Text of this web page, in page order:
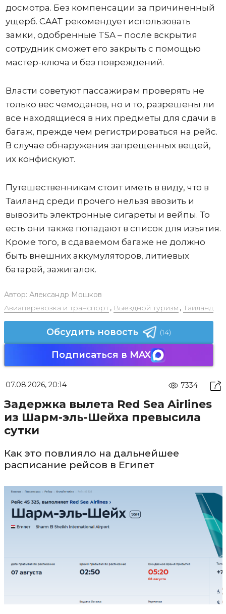
досмотра. Без компенсации за причиненный
ущерб. CAAT рекомендует использовать
замки, одобренные TSA – после вскрытия
сотрудник сможет его закрыть с помощью
мастер-ключа и без повреждений.
Власти советуют пассажирам проверять не
только вес чемоданов, но и то, разрешены ли
все находящиеся в них предметы для сдачи в
багаж, прежде чем регистрироваться на рейс.
В случае обнаружения запрещенных вещей,
их конфискуют.
Путешественникам стоит иметь в виду, что в
Таиланд среди прочего нельзя ввозить и
вывозить электронные сигареты и вейпы. То
есть они также попадают в список для изъятия.
Кроме того, в сдаваемом багаже не должно
быть внешних аккумуляторов, литиевых
батарей, зажигалок.
Автор: Александр Мошков
Авиаперевозка и транспорт, Выездной туризм , Таиланд
Обсудить новость (14)
Подписаться в MAX
07.08.2026, 20:14 7334
Задержка вылета Red Sea Airlines
из Шарм-эль-Шейха превысила
сутки
Как это повлияло на дальнейшее
расписание рейсов в Египет